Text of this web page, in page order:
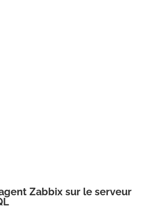
Zabbix sur le serveur